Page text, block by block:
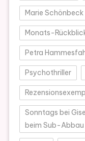
Marie Schönbeck
Monats-
Petra
Psychothriller
Sonntags bei
beim Sub-Abbau